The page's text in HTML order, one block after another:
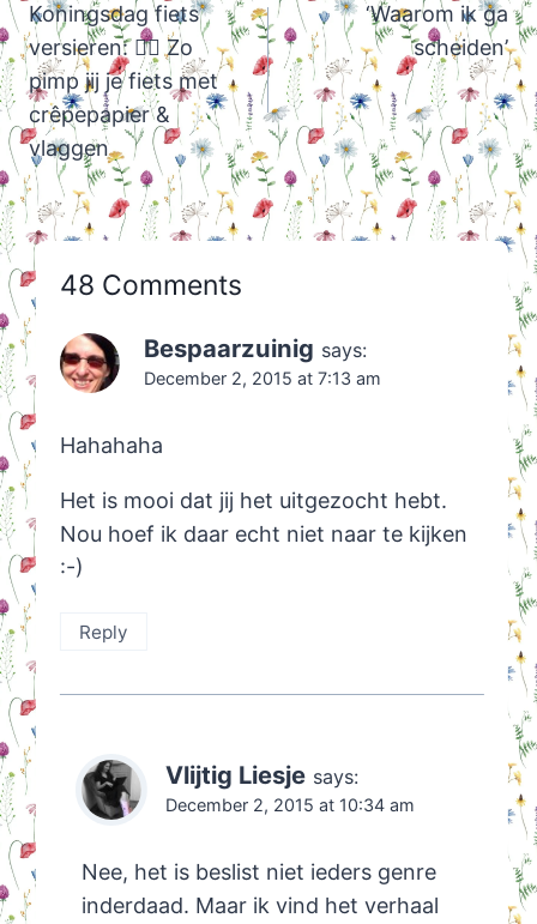
navigation
Koningsdag fiets
versieren: 🚴‍♀️ Zo
pimp jij je fiets met
crêpepapier &
vlaggen
‘Waarom ik ga
scheiden’
48 Comments
Bespaarzuinig says:
December 2, 2015 at 7:13 am
Hahahaha
Het is mooi dat jij het uitgezocht hebt.
Nou hoef ik daar echt niet naar te kijken
:-)
Reply
Vlijtig Liesje says:
December 2, 2015 at 10:34 am
Nee, het is beslist niet ieders genre
inderdaad. Maar ik vind het verhaal